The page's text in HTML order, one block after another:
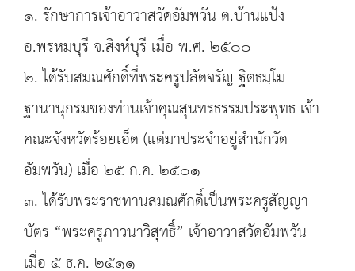
๑. รักษาการเจ้าอาวาสวัดอัมพวัน ต.บ้านแป้ง
อ.พรหมบุรี จ.สิงห์บุรี เมื่อ พ.ศ. ๒๕๐๐
๒. ได้รับสมณศักดิ์ที่พระครูปลัดจรัญ ฐิตธมฺโม
ฐานานุกรมของท่านเจ้าคุณสุนทรธรรมประพุทธ เจ้า
คณะจังหวัดร้อยเอ็ด (แต่มาประจำอยู่สำนักวัด
อัมพวัน) เมื่อ ๒๕ ก.ค. ๒๕๐๑
๓. ได้รับพระราชทานสมณศักดิ์เป็นพระครูสัญญา
บัตร “พระครูภาวนาวิสุทธิ์” เจ้าอาวาสวัดอัมพวัน
เมื่อ ๕ ธ.ค. ๒๕๑๑